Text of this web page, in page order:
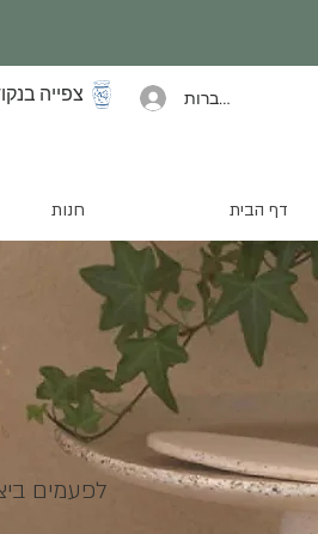
צפייה להתחברות
דף הבית חנות
לפעמים